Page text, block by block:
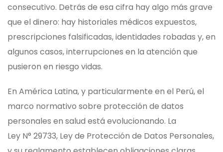
consecutivo. Detrás de esa cifra hay algo más grave
que el dinero: hay historiales médicos expuestos,
prescripciones falsificadas, identidades robadas y, en
algunos casos, interrupciones en la atención que
pusieron en riesgo vidas.
En América Latina, y particularmente en el Perú, el
marco normativo sobre protección de datos
personales en salud está evolucionando. La
Ley N° 29733, Ley de Protección de Datos Personales,